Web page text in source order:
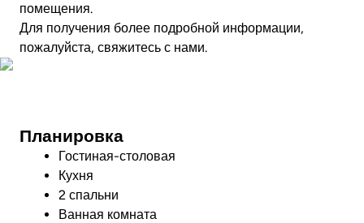
помещения.
Для получения более подробной информации,
пожалуйста, свяжитесь с нами.
Планировка
Гостиная-столовая
Кухня
2 спальни
Ванная комната